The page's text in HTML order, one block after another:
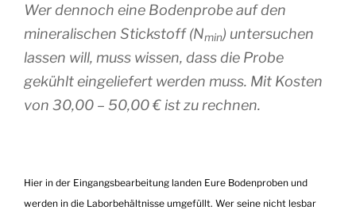
Wer dennoch eine Bodenprobe auf den
mineralischen Stickstoff (Nmin) untersuchen
lassen will, muss wissen, dass die Probe
gekühlt eingeliefert werden muss. Mit Kosten
von 30,00 – 50,00 € ist zu rechnen.
Hier in der Eingangsbearbeitung landen Eure Bodenproben und
werden in die Laborbehältnisse umgefüllt. Wer seine nicht lesbar